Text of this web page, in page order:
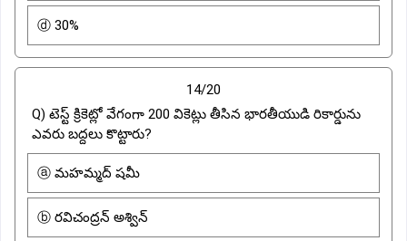
ⓓ 30%
14/20
Q) టెస్ట్ క్రికెట్లో వేగంగా 200 వికెట్లు తీసిన భారతీయుడి రికార్డును
ఎవరు బద్దలు కొట్టారు?
ⓐ మహమ్మద్ షమీ
ⓑ రవిచంద్రన్ అశ్విన్